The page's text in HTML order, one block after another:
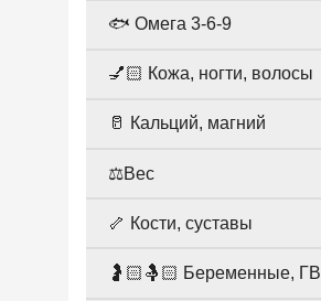
🐟 Омега 3-6-9
💅🏻 Кожа, ногти, волосы
🥛 Кальций, магний
⚖️Вес
🦴 Кости, суставы
🤰🏻🤱🏻 Беременные, ГВ